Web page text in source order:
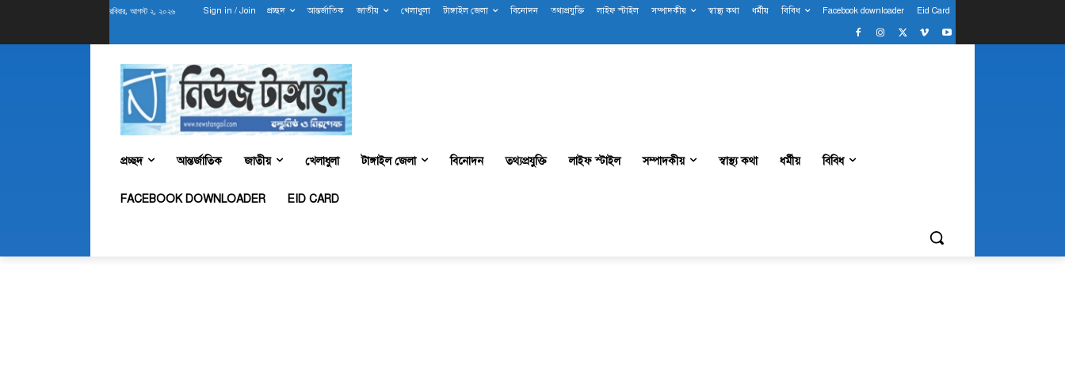
রবিবার, আগস্ট ২, ২০২৬ Sign in / Join প্রচ্ছদ আন্তর্জাতিক জাতীয় খেলাধুলা টাঙ্গাইল জেলা বিনোদন তথ্যপ্রযুক্তি লাইফ স্টাইল সম্পাদকীয় স্বাস্থ্য কথা ধর্মীয় বিবিধ Facebook downloader Eid Card
প্রচ্ছদ আন্তর্জাতিক জাতীয় খেলাধুলা টাঙ্গাইল জেলা বিনোদন তথ্যপ্রযুক্তি লাইফ স্টাইল সম্পাদকীয় স্বাস্থ্য কথা ধর্মীয় বিবিধ
FACEBOOK DOWNLOADER EID CARD